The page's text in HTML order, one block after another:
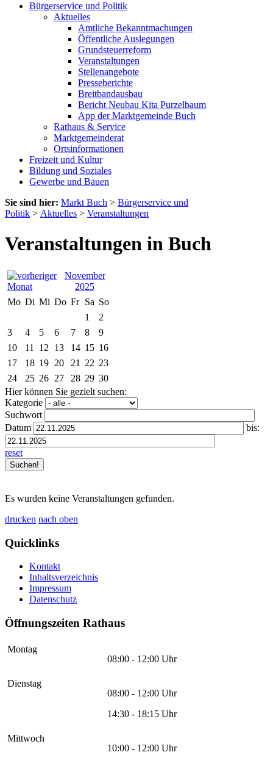
Bürgerservice und Politik
Aktuelles
Amtliche Bekanntmachungen
Öffentliche Auslegungen
Grundsteuerreform
Veranstaltungen
Stellenangebote
Presseberichte
Breitbandausbau
Bericht Neubau Kita Purzelbaum
App der Marktgemeinde Buch
Rathaus & Service
Marktgemeinderat
Ortsinformationen
Freizeit und Kultur
Bildung und Soziales
Gewerbe und Bauen
Sie sind hier: Markt Buch > Bürgerservice und
Politik > Aktuelles > Veranstaltungen
Veranstaltungen in Buch
November
2025
Mo Di Mi Do Fr Sa So
1
2
3
4 5 6 7 8
9
10
11 12 13 14 15 16
17
18 19 20 21 22 23
24
25 26 27 28 29 30
Hier können Sie gezielt suchen:
Kategorie
Suchwort
Datum
bis:
reset
Es wurden keine Veranstaltungen gefunden.
drucken nach oben
Quicklinks
Kontakt
Inhaltsverzeichnis
Impressum
Datenschutz
Öffnungszeiten Rathaus
Montag
08:00 - 12:00 Uhr
Dienstag
08:00 - 12:00 Uhr
14:30 - 18:15 Uhr
Mittwoch
10:00 - 12:00 Uhr